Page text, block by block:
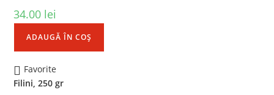
34.00 lei
ADAUGĂ ÎN COȘ
Favorite
Filini, 250 gr